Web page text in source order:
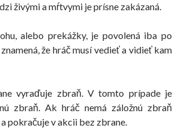
živými a mŕtvymi je prísne zakázaná.
alebo prekážky, je povolená iba po
že hráč musí vedieť a vidieť kam
vyraďuje zbraň. V tomto prípade je
zbraň. Ak hráč nemá záložnú zbraň
pokračuje v akcii bez zbrane.